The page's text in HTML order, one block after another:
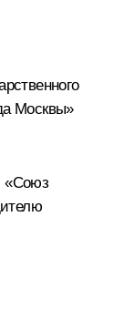
Москвы»
«Союз